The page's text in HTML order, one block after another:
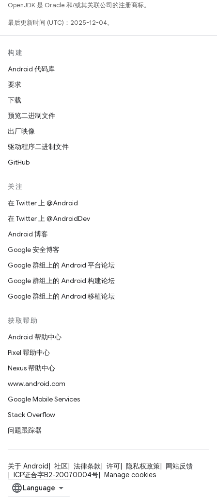
OpenJDK 是 Oracle 和/或其关联公司的注册商标。
最后更新时间 (UTC)：2025-12-04。
构建
Android 代码库
要求
下载
预览二进制文件
出厂映像
驱动程序二进制文件
GitHub
关注
在 Twitter 上 @Android
在 Twitter 上 @AndroidDev
Android 博客
Google 安全博客
Google 群组上的 Android 平台论坛
Google 群组上的 Android 构建论坛
Google 群组上的 Android 移植论坛
获取帮助
Android 帮助中心
Pixel 帮助中心
Nexus 帮助中心
www.android.com
Google Mobile Services
Stack Overflow
问题跟踪器
关于 Android 社区 法律条款 许可 隐私权政策
网站反馈
ICP证合字B2-20070004号
Manage cookies